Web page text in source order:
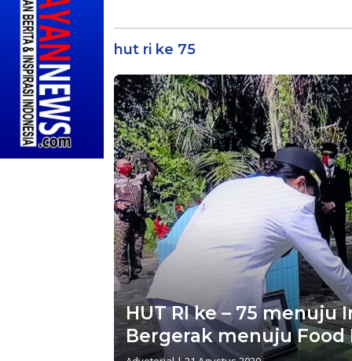
hut ri ke 75
HUT RI ke – 75 menuju
Bergerak menuju Food